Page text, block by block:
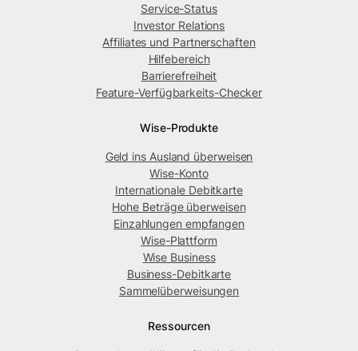
Service-Status
Investor Relations
Affiliates und Partnerschaften
Hilfebereich
Barrierefreiheit
Feature-Verfügbarkeits-Checker
Wise-Produkte
Geld ins Ausland überweisen
Wise-Konto
Internationale Debitkarte
Hohe Beträge überweisen
Einzahlungen empfangen
Wise-Plattform
Wise Business
Business-Debitkarte
Sammelüberweisungen
Ressourcen